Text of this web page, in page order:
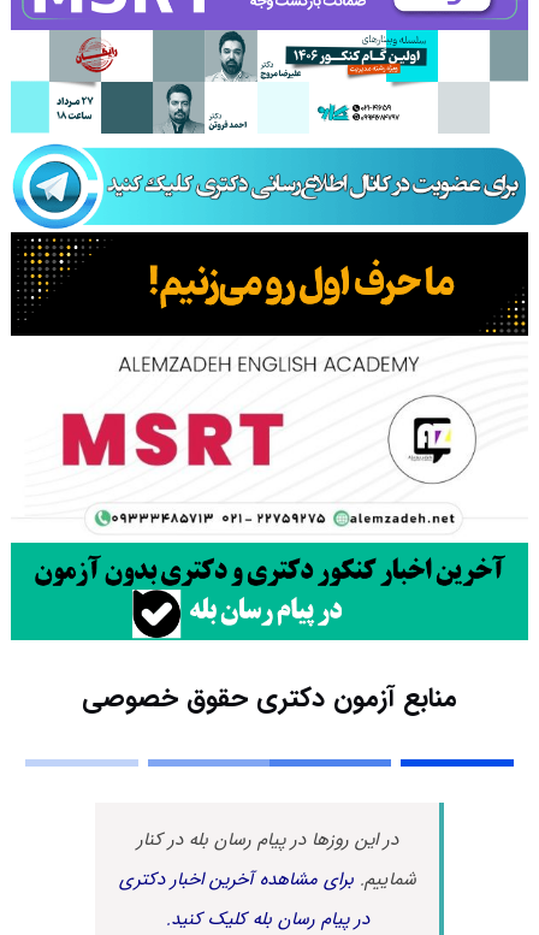
منابع آزمون دکتری حقوق خصوصی
در این روزها در پیام رسان بله در کنار
شماییم.برای مشاهده آخرین اخبار دکتری
در پیام رسان بله کلیک کنید.